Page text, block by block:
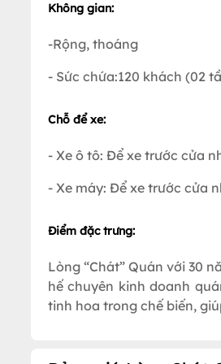
Không gian:
-Rộng, thoáng
- Sức chứa:120 khách (02
Chỗ để xe:
- Xe ô tô: Để xe trước cửa
- Xe máy: Để xe trước cửa
Điểm đặc trưng:
Lòng “Chát” Quán với 30
hế chuyên kinh doanh
tinh hoa trong chế biến,